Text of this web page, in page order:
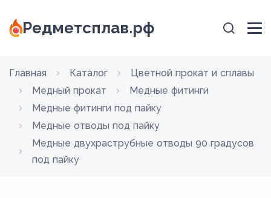
Редметсплав.рф
Главная Каталог
Цветной прокат и сплавы
Медный прокат
Медные фитинги
Медные фитинги под пайку
Медные отводы под пайку
Медные двухраструбные отводы 90 градусов
под пайку